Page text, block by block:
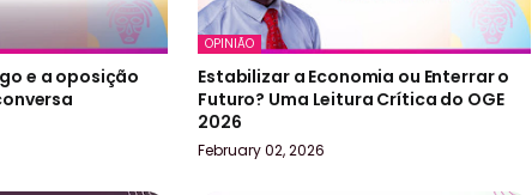
e a oposição
OPINIÃO
Estabilizar a Economia ou Enterrar o
Futuro? Uma Leitura Crítica do OGE
2026
February 02, 2026